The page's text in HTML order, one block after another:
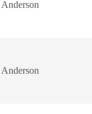
Anderson
Anderson